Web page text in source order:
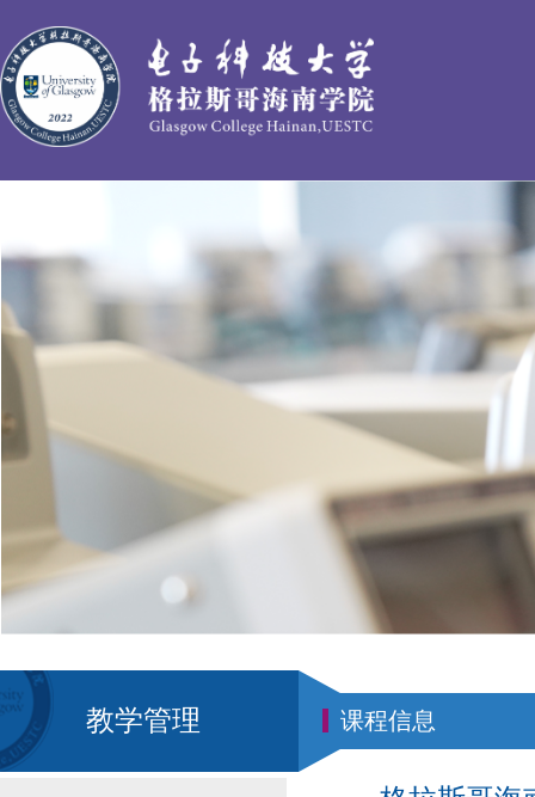
教学管理 课程信息